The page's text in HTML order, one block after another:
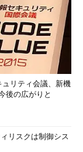
ュリティ会議、新機
後の広がりと
リスクは制御シス